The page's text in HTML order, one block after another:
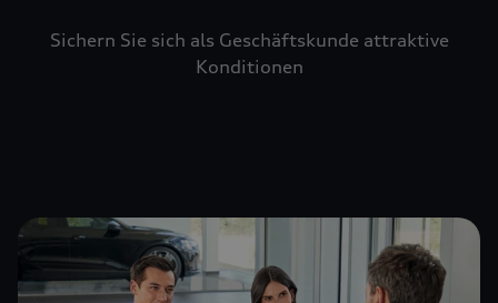
Sichern Sie sich als Geschäftskunde attraktive
Konditionen